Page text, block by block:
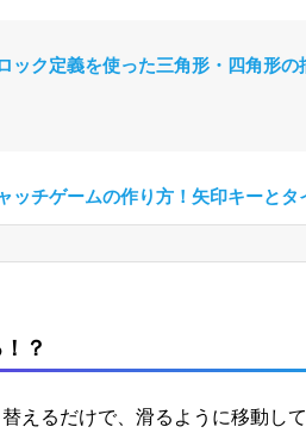
ック定義を使った三角形・四角形の
ッチゲームの作り方！矢印キーとタ
？
えるだけで、滑るように移動し